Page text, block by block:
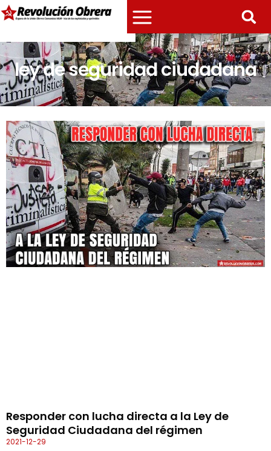
ley de seguridad ciudadana
Responder con lucha directa a la Ley de
Seguridad Ciudadana del régimen
2021-12-29